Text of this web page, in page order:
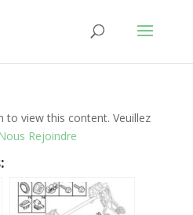
to view this content. Veuillez
Nous Rejoindre